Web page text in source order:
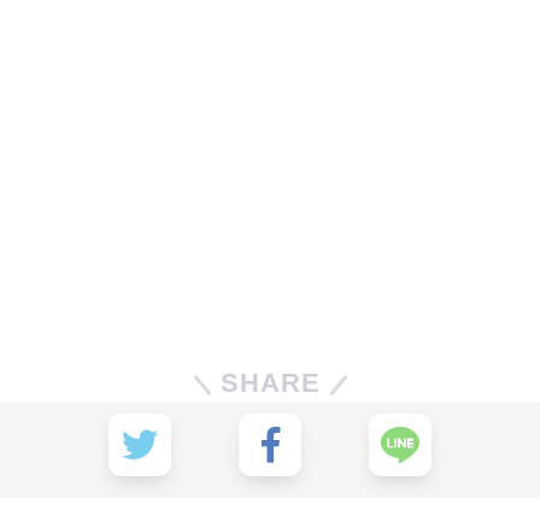
SHARE